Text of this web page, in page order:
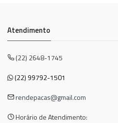
Atendimento
(22) 2648-1745
(22) 99792-1501
rendepacas@gmail.com
Horário de Atendimento: